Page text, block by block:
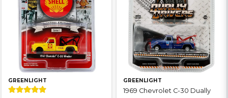
GREENLIGHT GREENLIGHT
1969 Chevrolet C-30 Dually